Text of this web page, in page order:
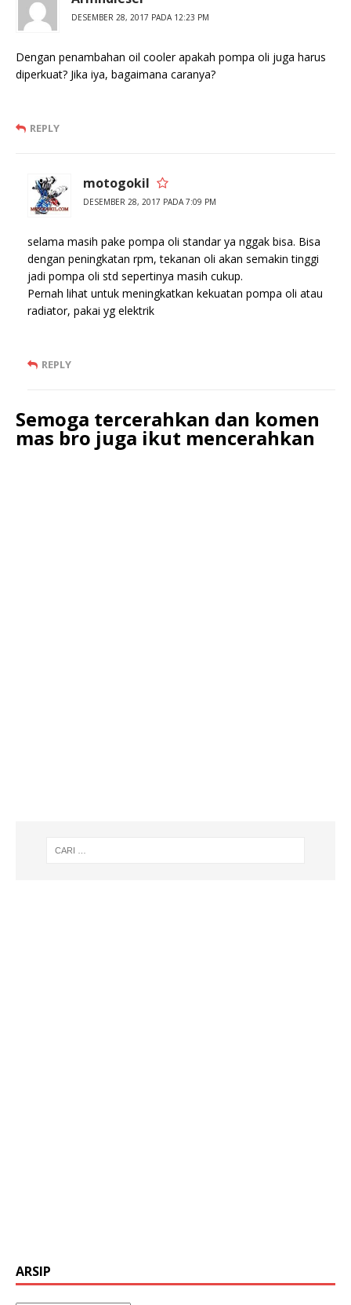
DESEMBER 28, 2017 PADA 12:23 PM
Dengan penambahan oil cooler apakah pompa oli juga harus
diperkuat? Jika iya, bagaimana caranya?
REPLY
motogokil
DESEMBER 28, 2017 PADA 7:09 PM
selama masih pake pompa oli standar ya nggak bisa. Bisa
dengan peningkatan rpm, tekanan oli akan semakin tinggi
jadi pompa oli std sepertinya masih cukup.
Pernah lihat untuk meningkatkan kekuatan pompa oli atau
radiator, pakai yg elektrik
REPLY
Semoga tercerahkan dan komen
mas bro juga ikut mencerahkan
ARSIP